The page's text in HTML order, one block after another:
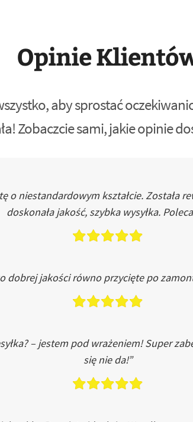
Opinie
aby sprostać
Zobaczcie sami, jakie opinie
o niestandardowym kształcie. Została
doskonała jakość, szybka wysyłka.
jakości równo przycięte po
– jestem pod wrażeniem! Super
się nie da!”